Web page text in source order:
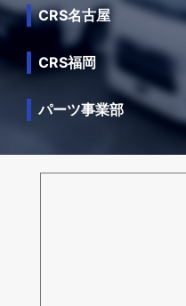
CRS名古屋
CRS福岡
パーツ事業部